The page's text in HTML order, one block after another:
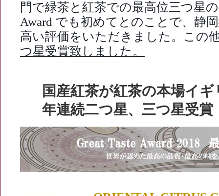
門で緑茶と紅茶での最高位三つ星
Award でも初めてとのことで、静
高い評価をいただきました。この
つ星受賞致しました。
国産紅茶が紅茶の本場イ
年連続二つ星、三つ星受賞